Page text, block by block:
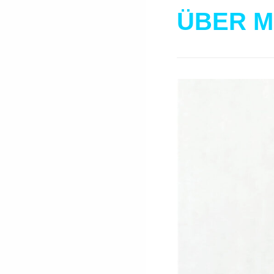
ÜBER